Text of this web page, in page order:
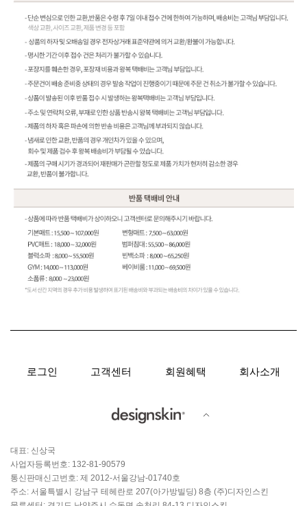
로그인 고객센터 회원혜택 회사소개
대표: 신상국
사업자등록번호: 132-81-90579
통신판매신고번호: 제 2012-서울강남-01740호
주소: 서울특별시 강남구 테헤란로 207(아가방빌딩) 8층 (주)디자인스킨